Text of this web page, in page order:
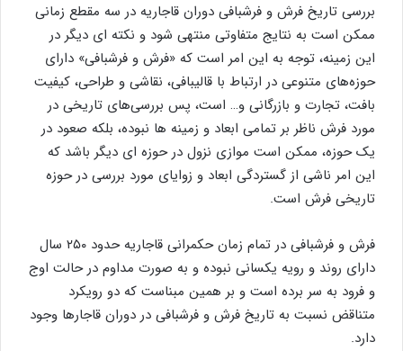
بررسی تاریخ فرش و فرشبافی دوران قاجاریه در سه مقطع زمانی
ممکن است به نتایج متفاوتی منتهی شود و نکته ای دیگر در
این زمینه، توجه به این امر است که «فرش و فرشبافی» دارای
حوزه‌های متنوعی در ارتباط با قالیبافی، نقاشی و طراحی، کیفیت
بافت، تجارت و بازرگانی و… است، پس بررسی‌های تاریخی در
مورد فرش ناظر بر تمامی ابعاد و زمینه ها نبوده، بلکه صعود در
یک حوزه، ممکن است موازی نزول در حوزه ای دیگر باشد که
این امر ناشی از گستردگی ابعاد و زوایای مورد بررسی در حوزه
تاریخی فرش است.
فرش و فرشبافی در تمام زمان حکمرانی قاجاریه حدود ۲۵۰ سال
دارای روند و رویه یکسانی نبوده و به صورت مداوم در حالت اوج
و فرود به سر برده است و بر همین مبناست که دو رویکرد
متناقض نسبت به تاریخ فرش و فرشبافی در دوران قاجارها وجود
دارد.